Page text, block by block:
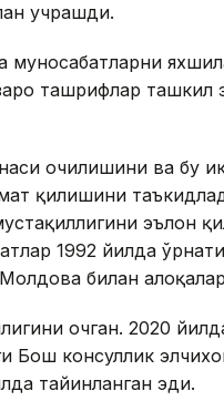
учрашди.
муносабатларни
ташрифлар ташкил
очилишини ва бу
қилишини
эълон
1992 йилда
билан
очган. 2020
Бош консуллик
тайинланган эди.